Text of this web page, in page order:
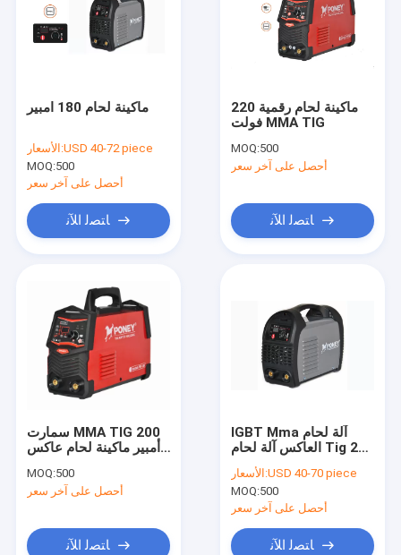
ماكينة لحام 180 امبير
الأسعار:USD 40-72 piece
MOQ:500
أحصل على آخر سعر
ﺎﺘﺼﻟ ﺍﻶﻧ
ماكينة لحام رقمية 220
فولت MMA TIG
MOQ:500
أحصل على آخر سعر
ﺎﺘﺼﻟ ﺍﻶﻧ
سمارت MMA TIG 200
أمبير ماكينة لحام عاكس
MOQ:500
أحصل على آخر سعر
ﺎﺘﺼﻟ ﺍﻶﻧ
IGBT Mma آلة لحام
العاكس آلة لحام Tig 2
الأسعار:USD 40-70 piece
MOQ:500
أحصل على آخر سعر
ﺎﺘﺼﻟ ﺍﻶﻧ